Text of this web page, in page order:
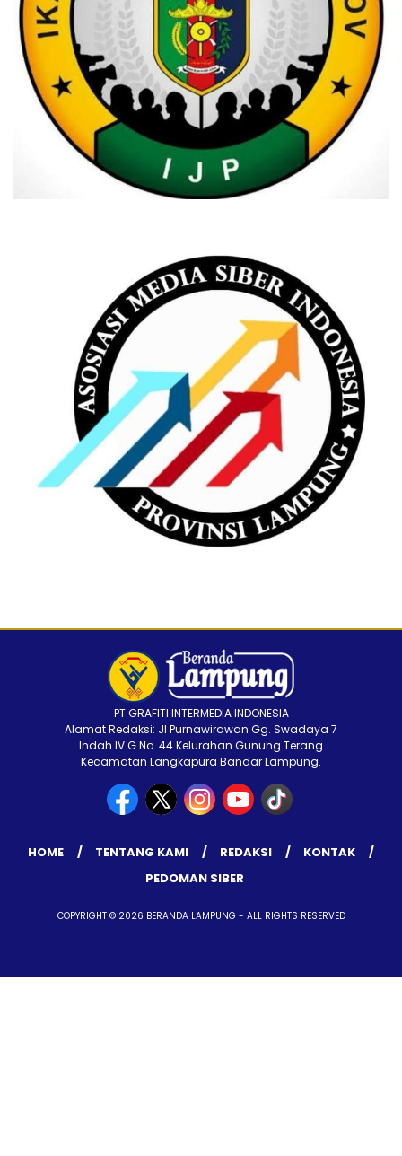
PT GRAFITI INTERMEDIA INDONESIA
Alamat Redaksi: Jl Purnawirawan Gg. Swadaya 7
Indah IV G No. 44 Kelurahan Gunung Terang
Kecamatan Langkapura Bandar Lampung.
HOME TENTANG KAMI REDAKSI
KONTAK
PEDOMAN SIBER
COPYRIGHT © 2026 BERANDA LAMPUNG - ALL RIGHTS RESERVED